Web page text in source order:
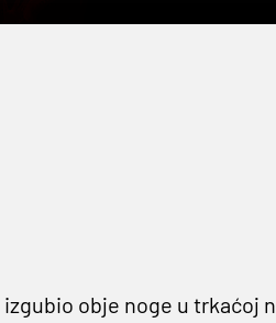
izgubio obje noge u trkaćoj